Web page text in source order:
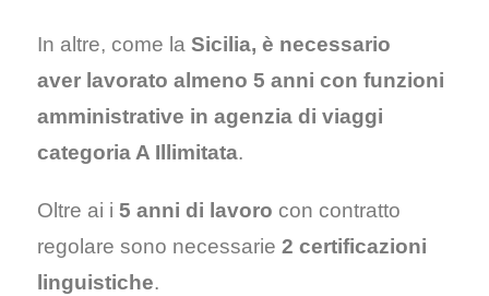
In altre, come la Sicilia, è necessario
aver lavorato almeno 5 anni con funzioni
amministrative in agenzia di viaggi
categoria A Illimitata.
Oltre ai i 5 anni di lavoro con contratto
regolare sono necessarie 2 certificazioni
linguistiche.